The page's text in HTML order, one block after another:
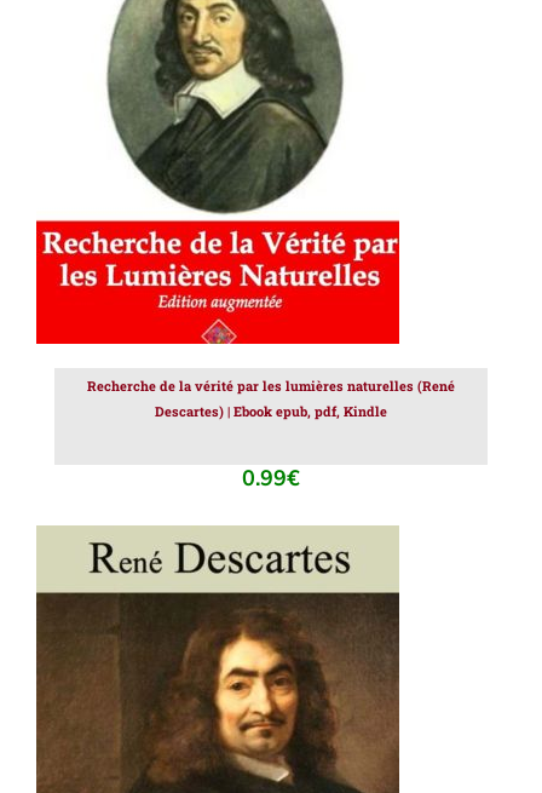
AJOUTER AU PANIER / DÉTAILS
Recherche de la vérité par les lumières naturelles (René
Descartes) | Ebook epub, pdf, Kindle
0.99€
AJOUTER AU PANIER / DÉTAILS